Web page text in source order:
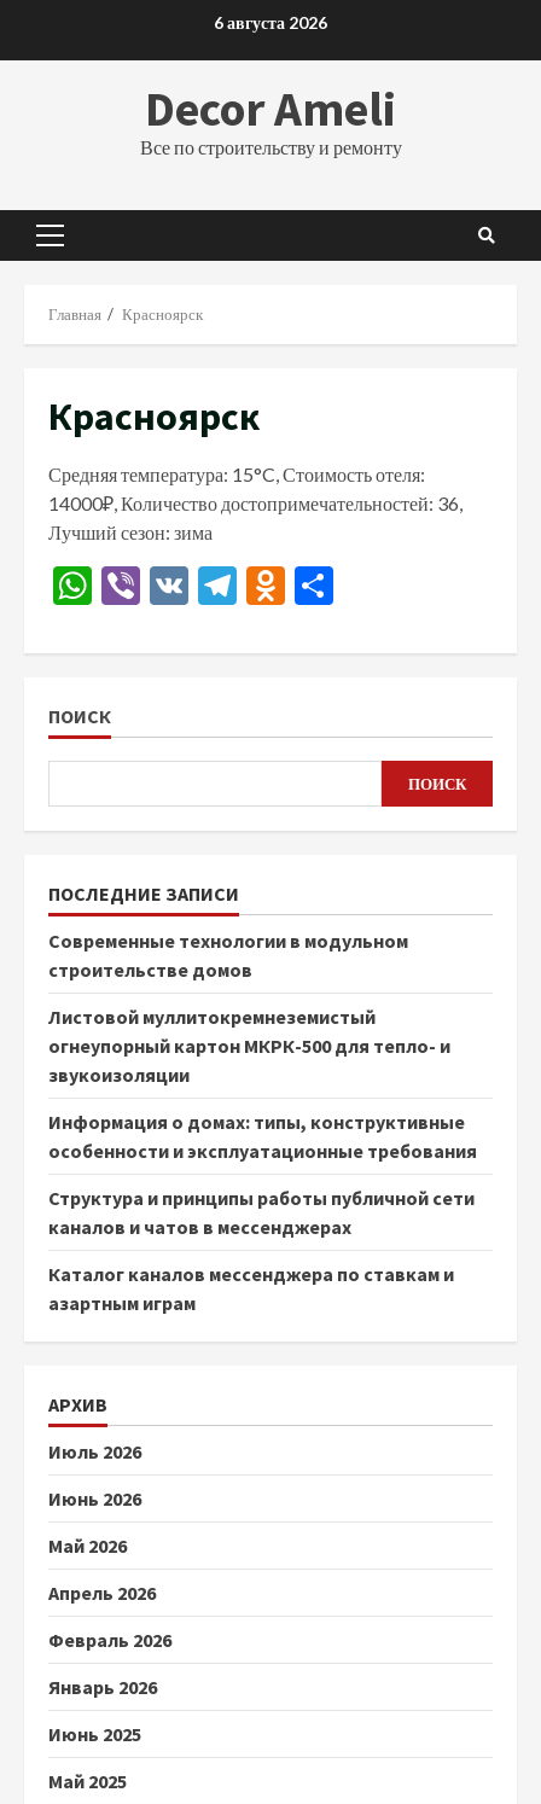
6 августа 2026
Decor Ameli
Все по строительству и ремонту
Основное
Главная Красноярск
Красноярск
Средняя температура: 15°C, Стоимость отеля:
14000₽, Количество достопримечательностей: 36,
Лучший сезон: зима
WhatsApp
Viber
VK Telegram
Odnoklassniki
ПОИСК
ПОИСК
ПОСЛЕДНИЕ ЗАПИСИ
Современные технологии в модульном
строительстве домов
Листовой муллитокремнеземистый
огнеупорный картон МКРК-500 для тепло- и
звукоизоляции
Информация о домах: типы, конструктивные
особенности и эксплуатационные требования
Структура и принципы работы публичной сети
каналов и чатов в мессенджерах
Каталог каналов мессенджера по ставкам и
азартным играм
АРХИВ
Июль 2026
Июнь 2026
Май 2026
Апрель 2026
Февраль 2026
Январь 2026
Июнь 2025
Май 2025